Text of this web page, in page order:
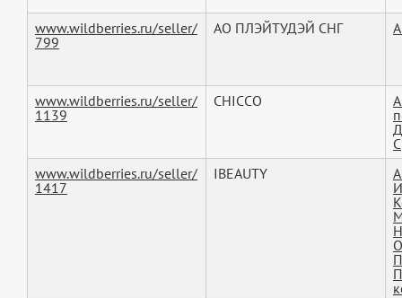
www.wildberries.ru/seller/
799
АО ПЛЭЙТУДЭЙ СНГ
www.wildberries.ru/seller/
1139
CHICCO
www.wildberries.ru/seller/
1417
IBEAUTY